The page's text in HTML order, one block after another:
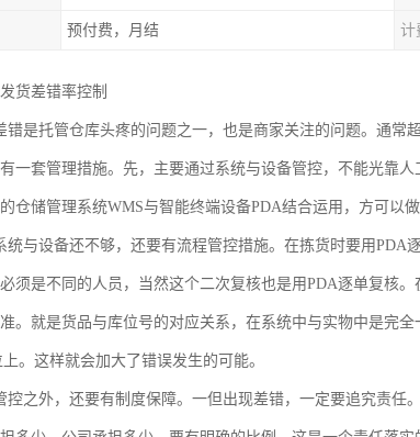
预付费，月结 计
货差错率控制
错是托管仓库头疼的问题之一，也是商家关注的问题。通
一套管理措施。先，主要通过系统与设备管控，不能光靠
仓储管理系统WMS与智能终端设备PDA结合运用，方可以
统与设备还不够，还要有流程管控措施。在拣货时要用
须是不同的人员，当然这个二次复核也是用PDA逐单复核
。就是货品与库位号的对应关系，在系统中与实物中是完
。这样就会加大了错误发生的可能。
控之外，还要有制度保障。一但出现差错，一定要追究责任